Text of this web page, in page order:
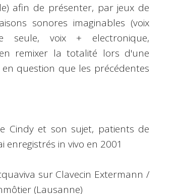
afin de présenter, par jeux de
sonores imaginables (voix
seule, voix + electronique,
remixer la totalité lors d'une
question que les précédentes
Cindy et son sujet, patients de
in vivo en 2001
sur Clavecin Extermann /
(Lausanne)